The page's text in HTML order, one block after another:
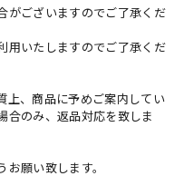
がございますのでご了承くだ
用いたしますのでご了承くだ
上、商品に予めご案内してい
合のみ、返品対応を致しま
願い致します。